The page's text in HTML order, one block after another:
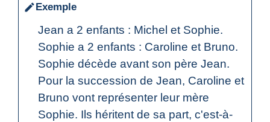
editExemple
Jean a 2 enfants : Michel et Sophie.
Sophie a 2 enfants : Caroline et Bruno.
Sophie décède avant son père Jean.
Pour la succession de Jean, Caroline et
Bruno vont représenter leur mère
Sophie. Ils héritent de sa part, c'est-à-